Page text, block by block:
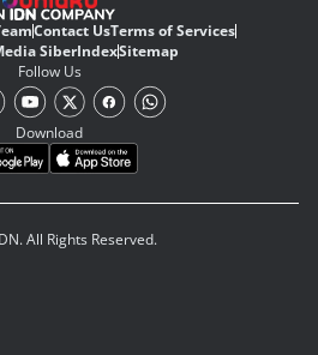
Contact UsTerms of Services
SiberIndexSitemap
Follow Us
Download
All Rights Reserved.